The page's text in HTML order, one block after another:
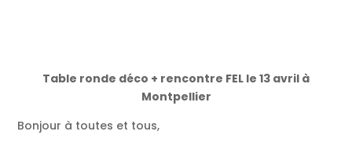
Table ronde déco + rencontre FEL le 13 avril à
Montpellier
Bonjour à toutes et tous,